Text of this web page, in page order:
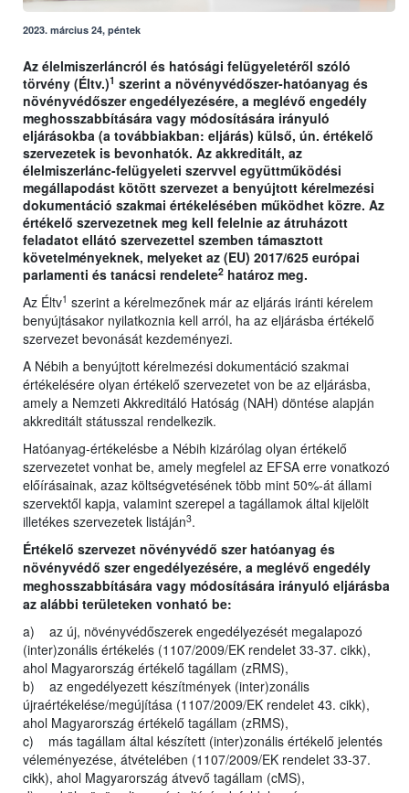
2023. március 24, péntek
Az élelmiszerláncról és hatósági felügyeletéről szóló
törvény (Éltv.)1 szerint a növényvédőszer-hatóanyag és
növényvédőszer engedélyezésére, a meglévő engedély
meghosszabbítására vagy módosítására irányuló
eljárásokba (a továbbiakban: eljárás) külső, ún. értékelő
szervezetek is bevonhatók. Az akkreditált, az
élelmiszerlánc-felügyeleti szervvel együttműködési
megállapodást kötött szervezet a benyújtott kérelmezési
dokumentáció szakmai értékelésében működhet közre. Az
értékelő szervezetnek meg kell felelnie az átruházott
feladatot ellátó szervezettel szemben támasztott
követelményeknek, melyeket az (EU) 2017/625 európai
parlamenti és tanácsi rendelete2 határoz meg.
Az Éltv1 szerint a kérelmezőnek már az eljárás iránti kérelem
benyújtásakor nyilatkoznia kell arról, ha az eljárásba értékelő
szervezet bevonását kezdeményezi.
A Nébih a benyújtott kérelmezési dokumentáció szakmai
értékelésére olyan értékelő szervezetet von be az eljárásba,
amely a Nemzeti Akkreditáló Hatóság (NAH) döntése alapján
akkreditált státusszal rendelkezik.
Hatóanyag-értékelésbe a Nébih kizárólag olyan értékelő
szervezetet vonhat be, amely megfelel az EFSA erre vonatkozó
előírásainak, azaz költségvetésének több mint 50%-át állami
szervektől kapja, valamint szerepel a tagállamok által kijelölt
illetékes szervezetek listáján3.
Értékelő szervezet növényvédő szer hatóanyag és
növényvédő szer engedélyezésére, a meglévő engedély
meghosszabbítására vagy módosítására irányuló eljárásba
az alábbi területeken vonható be:
a) az új, növényvédőszerek engedélyezését megalapozó
(inter)zonális értékelés (1107/2009/EK rendelet 33-37. cikk),
ahol Magyarország értékelő tagállam (zRMS),
b) az engedélyezett készítmények (inter)zonális
újraértékelése/megújítása (1107/2009/EK rendelet 43. cikk),
ahol Magyarország értékelő tagállam (zRMS),
c) más tagállam által készített (inter)zonális értékelő jelentés
véleményezése, átvételében (1107/2009/EK rendelet 33-37.
cikk), ahol Magyarország átvevő tagállam (cMS),